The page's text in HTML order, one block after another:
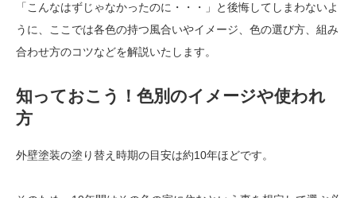
「こんなはずじゃなかったのに・・・」と後悔してしまわないよ
うに、ここでは各色の持つ風合いやイメージ、色の選び方、組み
合わせ方のコツなどを解説いたします。
知っておこう！色別のイメージや使われ
方
外壁塗装の塗り替え時期の目安は約10年ほどです。